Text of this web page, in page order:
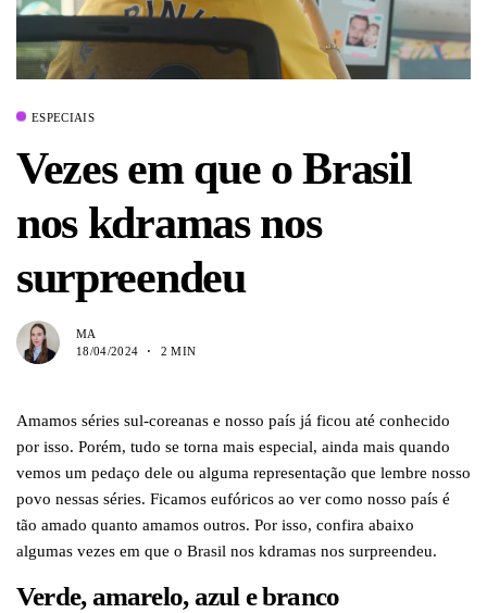
ESPECIAIS
Vezes em que o Brasil
nos kdramas nos
surpreendeu
MA
18/04/2024
2 MIN
Amamos séries sul-coreanas e nosso país já ficou até conhecido
por isso. Porém, tudo se torna mais especial, ainda mais quando
vemos um pedaço dele ou alguma representação que lembre nosso
povo nessas séries. Ficamos eufóricos ao ver como nosso país é
tão amado quanto amamos outros. Por isso, confira abaixo
algumas vezes em que o Brasil nos kdramas nos surpreendeu.
Verde, amarelo, azul e branco